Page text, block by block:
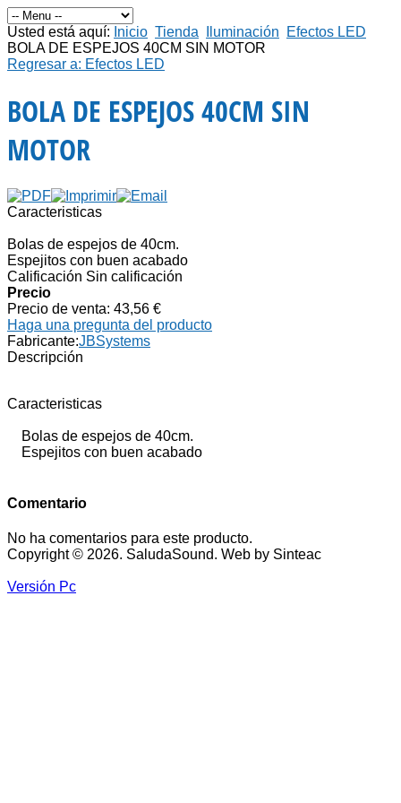
Usted está aquí: Inicio Tienda Iluminación
Efectos LED
BOLA DE ESPEJOS 40CM SIN MOTOR
Regresar a: Efectos LED
BOLA DE ESPEJOS 40CM SIN
MOTOR
Caracteristicas
Bolas de espejos de 40cm.
Espejitos con buen acabado
Calificación Sin calificación
Precio
Precio de venta: 43,56 €
Haga una pregunta del producto
Fabricante:JBSystems
Descripción
Caracteristicas
Bolas de espejos de 40cm.
Espejitos con buen acabado
Comentario
No ha comentarios para este producto.
Copyright © 2026. SaludaSound. Web by Sinteac
Versión Pc